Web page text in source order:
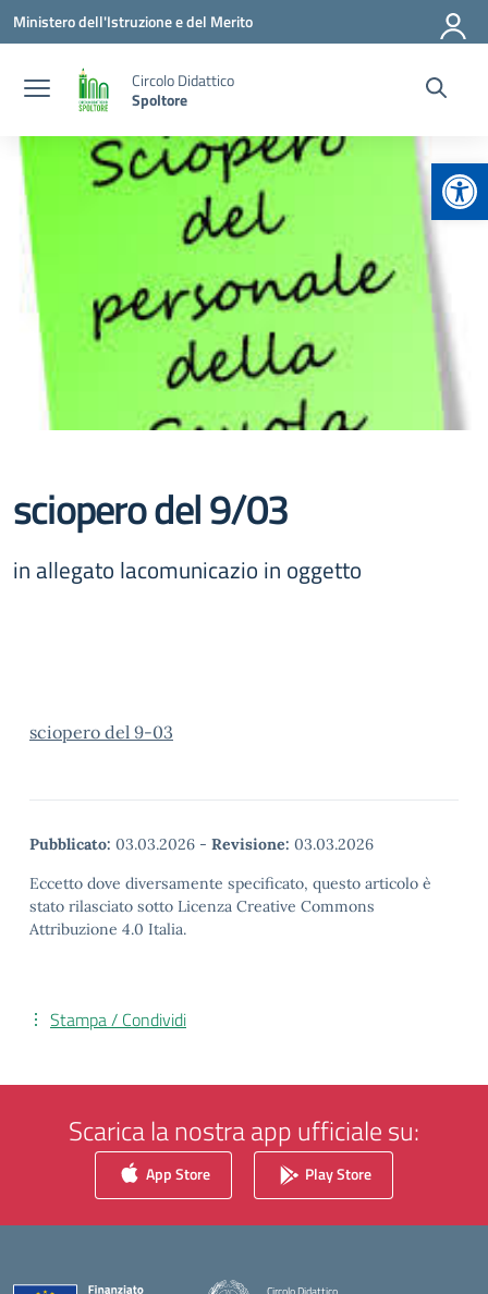
Vai ai contenuti
Vai al menu di navigazione
Vai al footer
Ministero dell'Istruzione e del Merito
Circolo Didattico
Spoltore
sciopero del 9/03
in allegato lacomunicazio in oggetto
sciopero del 9-03
Pubblicato: 03.03.2026 - Revisione: 03.03.2026
Eccetto dove diversamente specificato, questo articolo è
stato rilasciato sotto Licenza Creative Commons
Attribuzione 4.0 Italia.
Stampa / Condividi
Scarica la nostra app ufficiale su:
App Store Play Store
Circolo Didattico